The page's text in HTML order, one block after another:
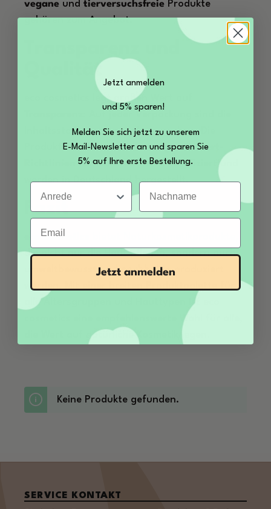
vegane und tierversuchsfreie Produkte
gehören zum Angebot.
Qualität
eco cosmetics legt großen Wert auf
: Auf jeder Verpackung sind die
Inhaltsstoffe prozentual angegeben. Die
Produkte sind nach den strengenEcocert-
für Naturkosmetik zertifiziert und
werden in Deutschland hergestellt.
Fazit
eco cosmetics
die nicht nur die Haut pflegen, sondern auch
umweltbewusst und nachhaltig produziert
werden. Mit einer breiten Produktpalette für
alle Altersgruppen und Hauttypen ist eco
cosmetics eine empfehlenswerte Wahl für alle,
die Wert auf natürliche Kosmetik legen.
Keine Produkte gefunden.
SERVICE KONTAKT
Jetzt anmelden
und 5% sparen!
Melden Sie sich jetzt zu unserem
E-Mail-Newsletter an und sparen Sie
5% auf Ihre erste Bestellung.
Anrede Nachname
Email
Jetzt anmelden